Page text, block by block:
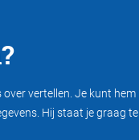
over vertellen. Je kunt hem
Hij staat je graag te